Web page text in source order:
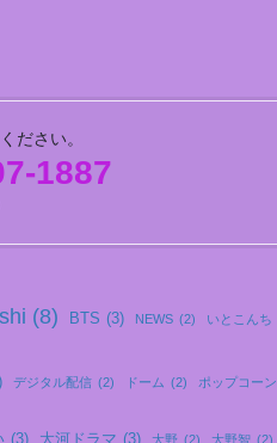
ださい。
1887
(8) BTS (3) NEWS (2) いとこんち
デジタル配信 (2) ドーム (2) ポップコーン
大野 (2) 大野智 (2)